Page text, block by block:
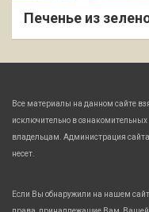
Печенье из
Все материалы на данном сайте
исключительно в
владельцам. Администрация
несет.
Если Вы обнаружили на нашем